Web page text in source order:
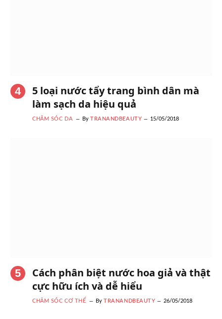
5 loại nước tẩy trang bình dân mà
làm sạch da hiệu quả
CHĂM SÓC DA By TRANANDBEAUTY 15/05/2018
Cách phân biệt nước hoa giả và thật
cực hữu ích và dễ hiểu
CHĂM SÓC CƠ THỂ By TRANANDBEAUTY 26/05/2018